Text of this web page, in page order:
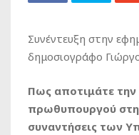
Συνέντευξη στην
δημοσιογράφο
Πως αποτιμάτε την
πρωθυπουργού
συναντήσεις των